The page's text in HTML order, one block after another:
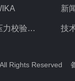
德国wika压力校验系统
GRACO
新
技
Rights Reserved